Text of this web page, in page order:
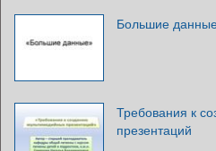
Большие
Требования к
презентаций